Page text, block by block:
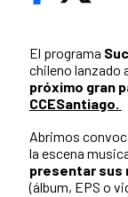
El programa
chileno lanzado
próximo gran
CCESantiago.
Abrimos
la escena
presentar sus
(álbum, EPS o